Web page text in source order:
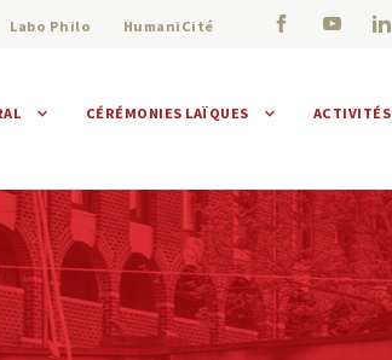
Labo Philo HumaniCité
Individuelle
Collective
CÉRÉMONIES LAÏQUES ACTIVITÉS